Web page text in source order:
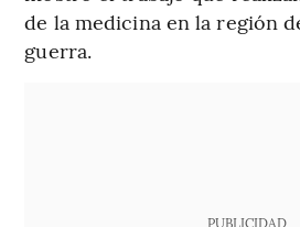
de la medicina en la región
guerra.
PUBLICIDAD